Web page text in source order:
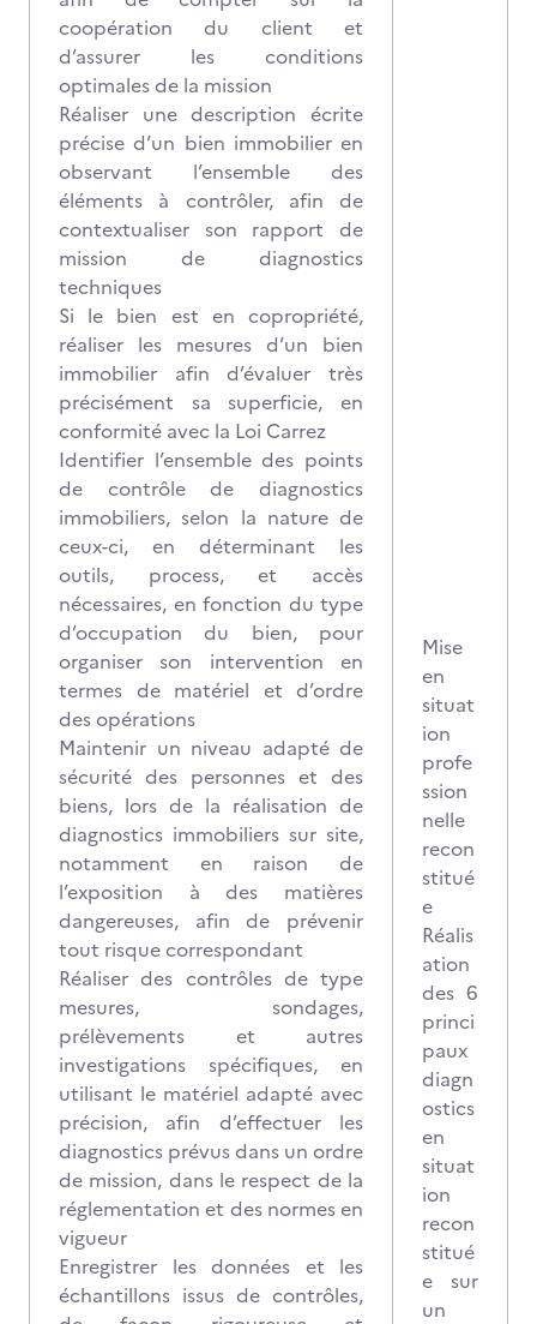
coopération du client et
d’assurer les conditions
optimales de la mission
Réaliser une description écrite
précise d’un bien immobilier en
observant l’ensemble des
éléments à contrôler, afin de
contextualiser son rapport de
mission de diagnostics
techniques
Si le bien est en copropriété,
réaliser les mesures d’un bien
immobilier afin d’évaluer très
précisément sa superficie, en
conformité avec la Loi Carrez
Identifier l’ensemble des points
de contrôle de diagnostics
immobiliers, selon la nature de
ceux-ci, en déterminant les
outils, process, et accès
nécessaires, en fonction du type
d’occupation du bien, pour
organiser son intervention en
termes de matériel et d’ordre
des opérations
Maintenir un niveau adapté de
sécurité des personnes et des
biens, lors de la réalisation de
diagnostics immobiliers sur site,
notamment en raison de
l’exposition à des matières
dangereuses, afin de prévenir
tout risque correspondant
Réaliser des contrôles de type
mesures, sondages,
prélèvements et autres
investigations spécifiques, en
utilisant le matériel adapté avec
précision, afin d’effectuer les
diagnostics prévus dans un ordre
de mission, dans le respect de la
réglementation et des normes en
vigueur
Enregistrer les données et les
échantillons issus de contrôles,
Mise
en
situat
ion
profe
ssion
nelle
recon
stitué
e
Réalis
ation
des 6
princi
paux
diagn
ostics
en
situat
ion
recon
stitué
e sur
un